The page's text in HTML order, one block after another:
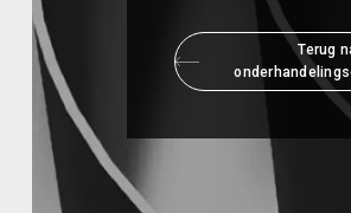
Terug